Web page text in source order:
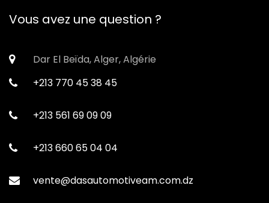
Vous avez une question ?
Dar El Beïda, Alger, Algérie
+213 770 45 38 45
+213 561 69 09 09
+213 660 65 04 04
vente@dasautomotiveam.com.dz